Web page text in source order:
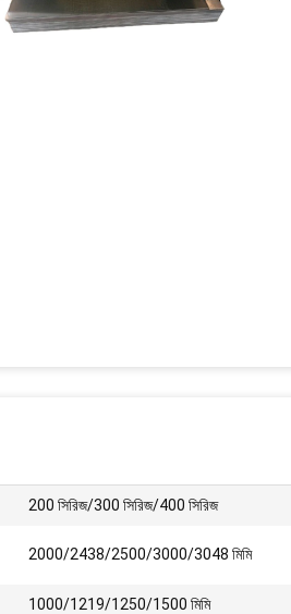
200 সিরিজ/300 সিরিজ/400 সিরিজ
2000/2438/2500/3000/3048 মিমি
1000/1219/1250/1500 মিমি